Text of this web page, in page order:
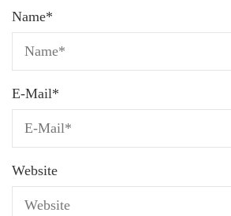
Name*
E-Mail*
Website